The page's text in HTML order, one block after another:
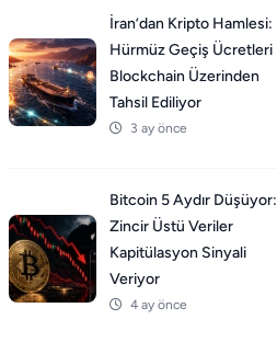
İran’dan Kripto Hamlesi:
Hürmüz Geçiş Ücretleri
Blockchain Üzerinden
Tahsil Ediliyor
3 ay önce
Bitcoin 5 Aydır Düşüyor:
Zincir Üstü Veriler
Kapitülasyon Sinyali
Veriyor
4 ay önce